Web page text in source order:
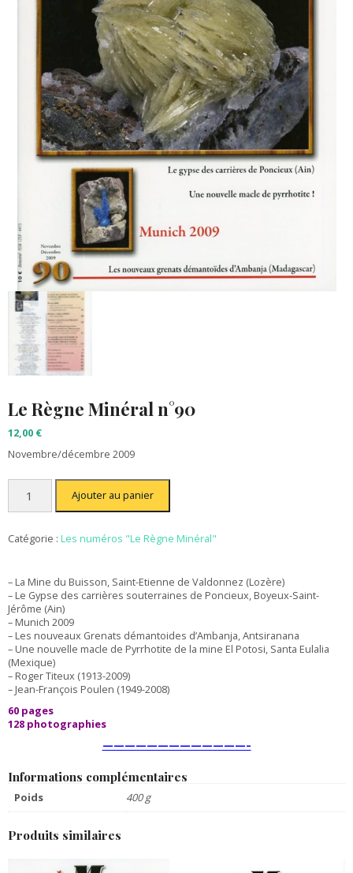
Le Règne Minéral n°90
12,00 €
Novembre/décembre 2009
quantité
Le
Minéral
Ajouter au panier
Catégorie : Les numéros "Le Règne Minéral"
– La Mine du Buisson, Saint-Etienne de Valdonnez (Lozère)
– Le Gypse des carrières souterraines de Poncieux, Boyeux-Saint-
Jérôme (Ain)
– Munich 2009
– Les nouveaux Grenats démantoides d’Ambanja, Antsiranana
– Une nouvelle macle de Pyrrhotite de la mine El Potosi, Santa Eulalia
(Mexique)
– Roger Titeux (1913-2009)
– Jean-François Poulen (1949-2008)
60 pages
128 photographies
—————————————–
Informations complémentaires
Poids 400 g
Produits similaires